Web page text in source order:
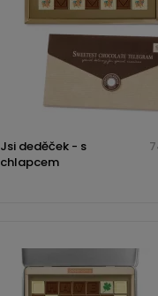
Jsi deděček - s
chlapcem